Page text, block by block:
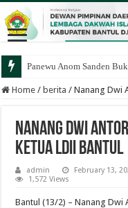
Panewu Anom Sanden
Home / berita / Nanang Dwi
Nanang Dwi
Ketua LDII Bantul
admin February 13,
1,572 Views
Bantul (13/2) – Nanang Dwi